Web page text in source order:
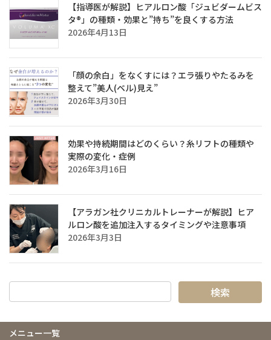
【指導医が解説】ヒアルロン酸「ジュビダームビス
タ®」の種類・効果と”持ち”を良くする方法
2026年4月13日
「顔の余白」をなくすには？エラ張りやたるみを
整えて”美人(ベル)見え”
2026年3月30日
効果や持続期間はどのくらい？糸リフトの種類や
実際の変化・症例
2026年3月16日
【アラガン社クリニカルトレーナーが解説】ヒア
ルロン酸を追加注入するタイミングや注意事項
2026年3月3日
メニュー一覧